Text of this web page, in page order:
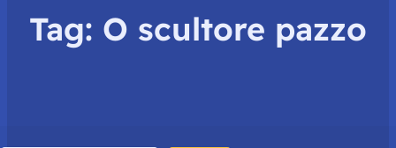
Tag: O scultore pazzo